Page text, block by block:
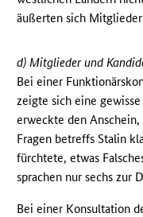
äußerten sich
d) Mitglieder und
Bei einer
zeigte sich eine
erweckte den
Fragen betreffs Stalin
fürchtete, etwas
sprachen nur sechs zur
Bei einer Konsultation